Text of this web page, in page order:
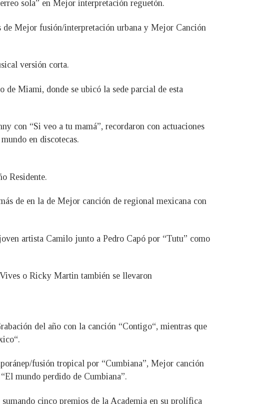
sola” en Mejor interpretación reguetón.
Mejor fusión/interpretación urbana y Mejor Canción
versión corta.
de Miami, donde se ubicó la sede parcial de esta
con “Si veo a tu mamá”, recordaron con actuaciones
en discotecas.
Residente.
de en la de Mejor canción de regional mexicana con
artista Camilo junto a Pedro Capó por “Tutu” como
o Ricky Martin también se llevaron
del año con la canción “Contigo“, mientras que
fusión tropical por “Cumbiana”, Mejor canción
mundo perdido de Cumbiana”.
cinco premios de la Academia en su prolífica